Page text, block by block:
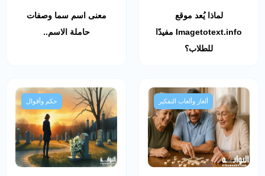
لماذا يُعد موقع
Imagetotext.info مفيدًا
للطلاب؟
معنى اسم سما وصفات
حاملة الاسم..
ألغاز وألعاب التفكير حكم وأقوال